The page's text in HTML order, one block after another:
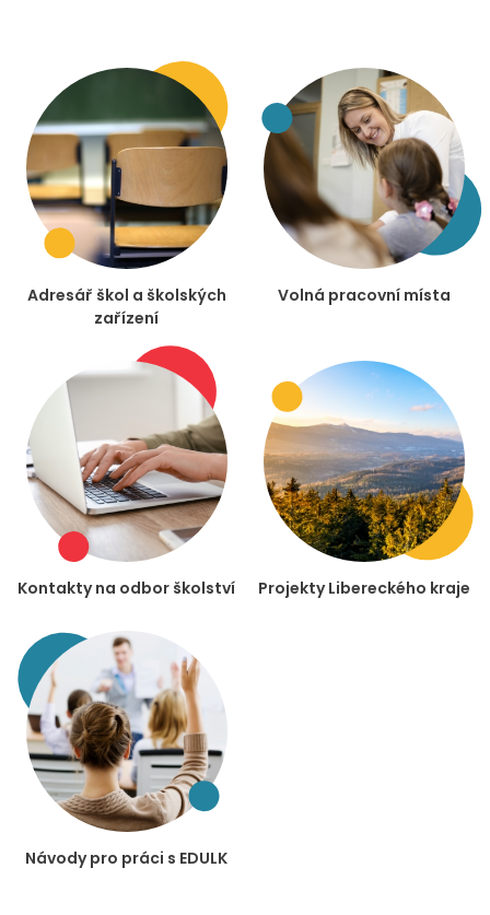
Adresář škol a školských
zařízení
Volná pracovní místa
Kontakty na odbor školství Projekty Libereckého kraje
Návody pro práci s EDULK